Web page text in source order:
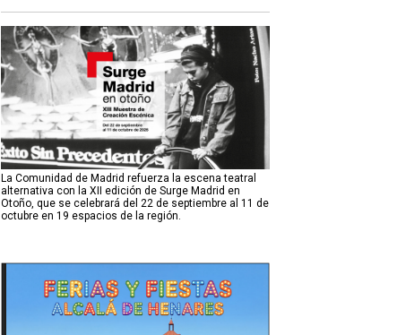
La Comunidad de Madrid refuerza la escena teatral
alternativa con la XII edición de Surge Madrid en
Otoño, que se celebrará del 22 de septiembre al 11 de
octubre en 19 espacios de la región.